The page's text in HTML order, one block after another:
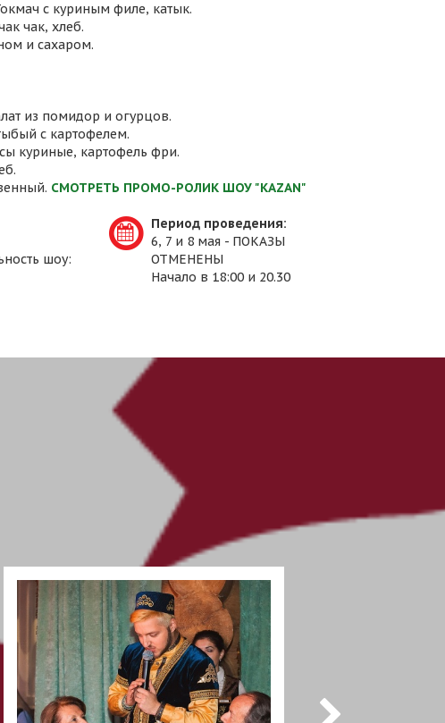
с куриным филе, катык.
чак, хлеб.
и сахаром.
из помидор и огурцов.
с картофелем.
куриные, картофель фри.
СМОТРЕТЬ ПРОМО-РОЛИК ШОУ "KAZAN"
шоу:
Период проведения:
6, 7 и 8 мая - ПОКАЗЫ
ОТМЕНЕНЫ
Начало в 18:00 и 20.30